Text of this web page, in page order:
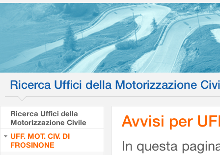
Ricerca Uffici della Motorizzazione
Ricerca Uffici della
Motorizzazione Civile
UFF. MOT. CIV. DI
FROSINONE
Avvisi per
In questa